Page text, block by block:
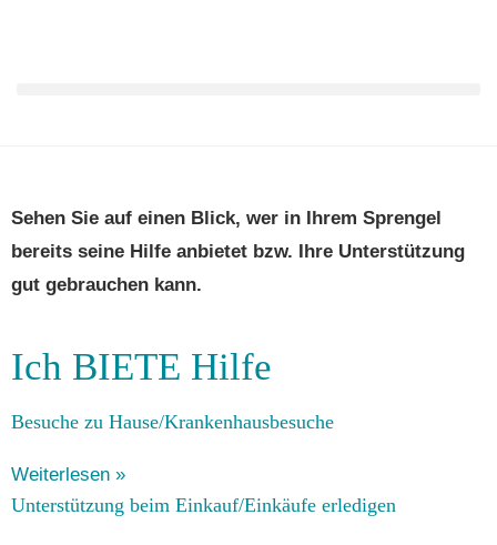
Hier fin­den Sie alle aktu­el­len Angebote.
Sehen Sie auf einen Blick, wer in Ihrem Spren­gel
bereits sei­ne Hil­fe anbie­tet bzw. Ihre Unter­stüt­zung
gut gebrau­chen kann.
Ich BIETE Hilfe
Besu­che zu Hause/Krankenhausbesuche
Weiterlesen »
Unter­stüt­zung beim Einkauf/Einkäufe erledigen